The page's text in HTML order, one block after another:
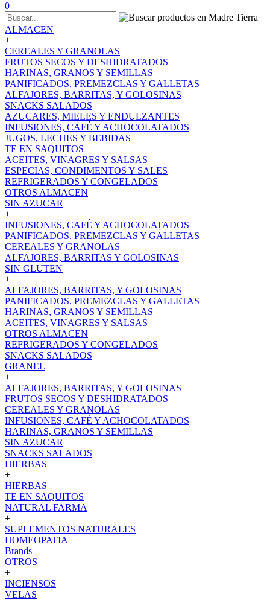
0
ALMACEN
+
CEREALES Y GRANOLAS
FRUTOS SECOS Y DESHIDRATADOS
HARINAS, GRANOS Y SEMILLAS
PANIFICADOS, PREMEZCLAS Y GALLETAS
ALFAJORES, BARRITAS, Y GOLOSINAS
SNACKS SALADOS
AZUCARES, MIELES Y ENDULZANTES
INFUSIONES, CAFÉ Y ACHOCOLATADOS
JUGOS, LECHES Y BEBIDAS
TE EN SAQUITOS
ACEITES, VINAGRES Y SALSAS
ESPECIAS, CONDIMENTOS Y SALES
REFRIGERADOS Y CONGELADOS
OTROS ALMACEN
SIN AZUCAR
+
INFUSIONES, CAFÉ Y ACHOCOLATADOS
PANIFICADOS, PREMEZCLAS Y GALLETAS
CEREALES Y GRANOLAS
ALFAJORES, BARRITAS Y GOLOSINAS
SIN GLUTEN
+
ALFAJORES, BARRITAS, Y GOLOSINAS
PANIFICADOS, PREMEZCLAS Y GALLETAS
HARINAS, GRANOS Y SEMILLAS
ACEITES, VINAGRES Y SALSAS
OTROS ALMACEN
REFRIGERADOS Y CONGELADOS
SNACKS SALADOS
GRANEL
+
ALFAJORES, BARRITAS, Y GOLOSINAS
FRUTOS SECOS Y DESHIDRATADOS
CEREALES Y GRANOLAS
INFUSIONES, CAFÉ Y ACHOCOLATADOS
HARINAS, GRANOS Y SEMILLAS
SIN AZUCAR
SNACKS SALADOS
HIERBAS
+
HIERBAS
TE EN SAQUITOS
NATURAL FARMA
+
SUPLEMENTOS NATURALES
HOMEOPATIA
Brands
OTROS
+
INCIENSOS
VELAS